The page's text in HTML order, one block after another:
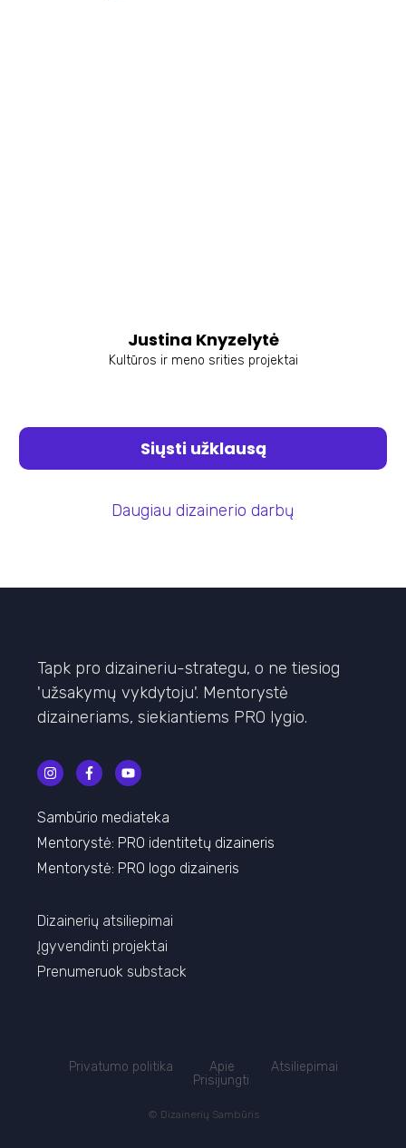
Justina Knyzelytė
Kultūros ir meno srities projektai
Siųsti užklausą
Daugiau dizainerio darbų
Tapk pro dizaineriu-strategu, o ne tiesiog
'užsakymų vykdytoju'. Mentorystė
dizaineriams, siekiantiems PRO lygio.
Sambūrio mediateka
Mentorystė: PRO identitetų dizaineris
Mentorystė: PRO logo dizaineris
Dizainerių atsiliepimai
Įgyvendinti projektai
Prenumeruok substack
© Dizainerių Sambūris
Privatumo politika Apie
Atsiliepimai
Prisijungti